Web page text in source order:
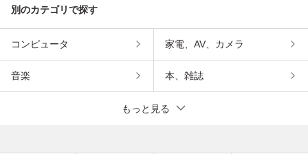
別のカテゴリで探す
コンピュータ 家電、AV、カメラ
音楽 本、雑誌
もっと見る